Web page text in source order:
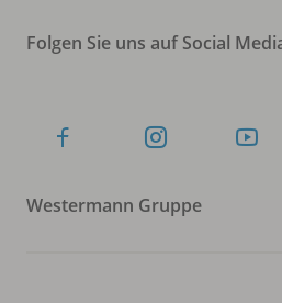
Folgen Sie uns auf Social
Westermann Gruppe